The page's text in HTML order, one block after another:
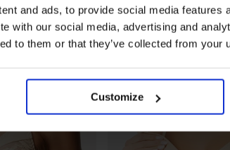
and ads, to provide social media features
with our social media, advertising and
to them or that they’ve collected from your
Customize